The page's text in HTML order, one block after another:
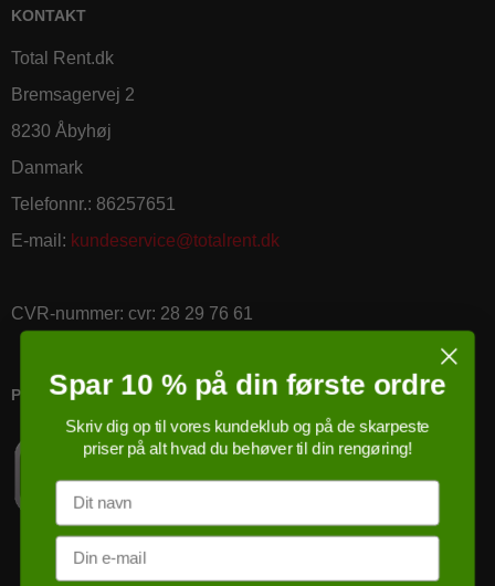
KONTAKT
Total Rent.dk
Bremsagervej 2
8230 Åbyhøj
Danmark
Telefonnr.: 86257651
E-mail : kundeservice@totalrent.dk
CVR-nummer: cvr: 28 29 76 61
PRICERUNNER KØBSGARANTI
Spar 10 % på din første ordre
Skriv dig op til vores kundeklub og på de skarpeste
priser på alt hvad du behøver til din rengøring!
Navn
Email